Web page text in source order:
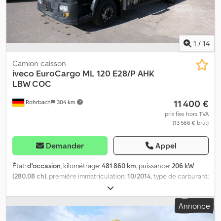
1 / 14
Rohrbach 304 km
Camion caisson
iveco EuroCargo ML 120 E28/P AHK
LBW COC
11 400 €
prix fixe hors TVA
(13 566 € brut)
Demander Appel
État:d'occasion, kilométrage:481 860 km, puissance:206 kW
(280,08 ch), première immatriculation:10/2014, type de carburant:
, poids maximal de charge:
poids total:11 990 kg, empattement:4 815 mm, carburant:diesel,
couleur:jaune, cabine conducteur:autre, type d'engrenage:
, classe d'émission: Euro 6
Annonce